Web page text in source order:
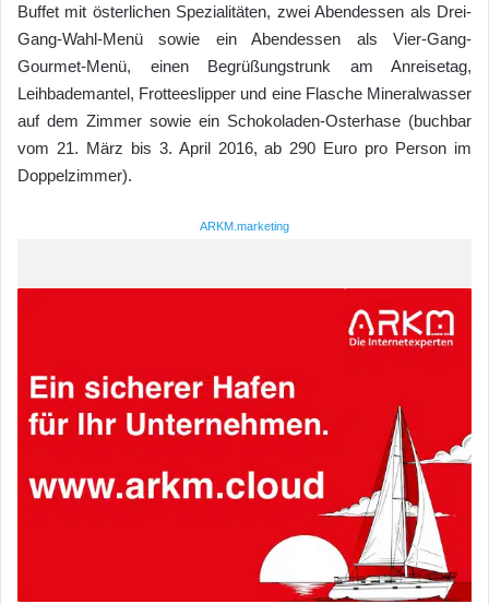
Buffet mit österlichen Spezialitäten, zwei Abendessen als Drei-
Gang-Wahl-Menü sowie ein Abendessen als Vier-Gang-
Gourmet-Menü, einen Begrüßungstrunk am Anreisetag,
Leihbademantel, Frotteeslipper und eine Flasche Mineralwasser
auf dem Zimmer sowie ein Schokoladen-Osterhase (buchbar
vom 21. März bis 3. April 2016, ab 290 Euro pro Person im
Doppelzimmer).
ARKM.marketing